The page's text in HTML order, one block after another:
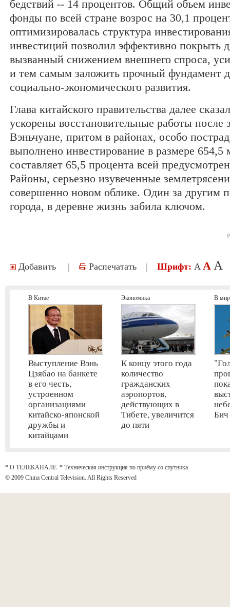
бедствий -- 14 процентов. Общий объем
фонды по всей стране возрос на 30,1
оптимизировалась структура
инвестиций позволил эффективно покрыть
вызванный снижением внешнего спроса,
и тем самым заложить прочный фундамент
социально-экономического развития.
Глава китайского правительства далее
ускорены восстановительные работы после
Вэньчуане, притом в районах, особо
выполнено инвестирование в размере
составляет 65,5 процента всей
Районы, серьезно изувеченные
совершенно новом облике. Один за другим
города, в деревне жизнь забила ключом.
Добавить | Распечатать | Шрифт: A A A
В Китае
Выступление Вэнь
Цзябао на банкете
в его честь,
устроенном
организациями
китайско-японской
дружбы и
китайцами
Экономика
К концу этого года
количество
гражданских
аэропортов,
действующих в
Тибете, увеличится
до пяти
В
Бич
* О ТЕЛЕКАНАЛЕ * Техническая инструкция по приёму со спутника
© 2009 China Central Television. All Rights Reserved